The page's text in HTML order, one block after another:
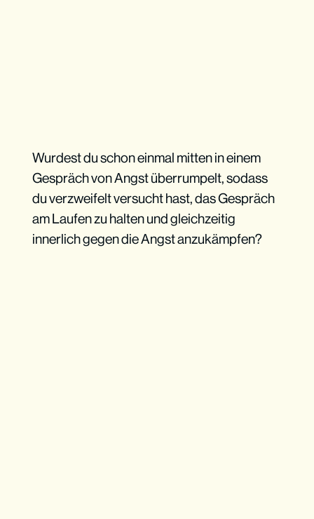
Wurdest du schon einmal mitten in einem
Gespräch von Angst überrumpelt, sodass
du verzweifelt versucht hast, das Gespräch
am Laufen zu halten und gleichzeitig
innerlich gegen die Angst anzukämpfen?